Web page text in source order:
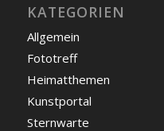
KATEGORIEN
Allgemein
Fototreff
Heimatthemen
Kunstportal
Sternwarte